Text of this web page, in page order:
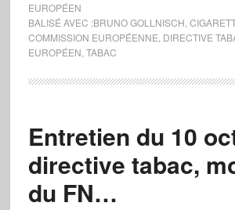
EUROPÉEN
BALISÉ AVEC :BRUNO GOLLNISCH
COMMISSION EUROPÉENNE DIRECTIVE
EUROPÉEN TABAC
Entretien du 10
directive tabac,
du FN…